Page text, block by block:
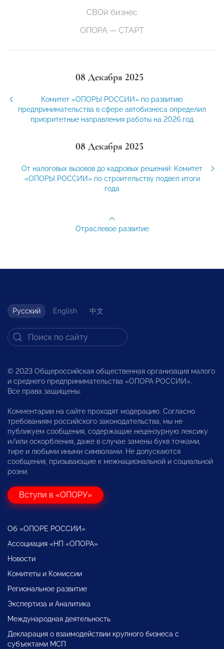
СВОй бизнес
ОПОРА — СТАРТ
08 Декабря 2025
Комитет «ОПОРЫ РОССИИ» по развитию
предпринимательства в сфере автобизнеса определил
приоритетные направления работы на 2026 год
08 Декабря 2025
От налоговых вызовов до кадровых решений: Комитет
«ОПОРЫ РОССИИ» по строительству подвел итоги
года
Отраслевое развитие
Русский English 中文
© 2023 Общероссийская общественная организация малого
и среднего предпринимательства «ОПОРА РОССИИ».
Все права защищены.
Комментарии на сайте проходят модерацию. Согласно
требованиям российского законодательства, мы не
публикуем сообщения, содержащие нецензурную лексику
и/или оскорбления, даже в случае замены букв точками,
тире и любыми иными символами. Не допускаются
сообщения, призывающие к межнациональной и социальной
розни.
Вступи в «ОПОРУ»
Об «ОПОРЕ РОССИИ»
Ассоциация «НП «ОПОРА»
Новости
Комитеты и Комиссии
Региональное развитие
Экспертиза и Аналитика
Международная деятельность
Декларация о взаимодействии крупного бизнеса с
субъектами МСП